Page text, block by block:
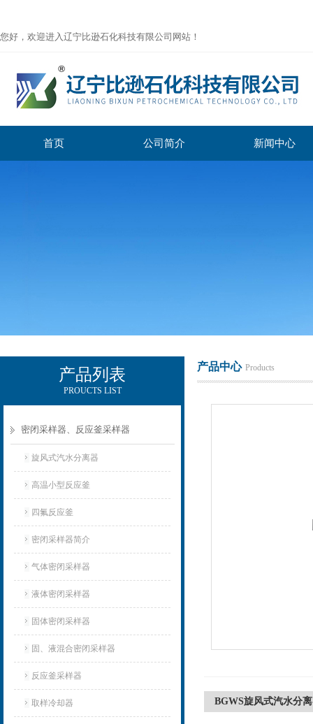
您好，欢迎进入辽宁比逊石化科技有限公司网站！
首页 公司简介 新闻中心
产品列表
PROUCTS LIST
密闭采样器、反应釜采样器
旋风式汽水分离器
高温小型反应釜
四氟反应釜
密闭采样器简介
气体密闭采样器
液体密闭采样器
固体密闭采样器
固、液混合密闭采样器
反应釜采样器
取样冷却器
产品中心 Products
BGWS旋风式汽水分